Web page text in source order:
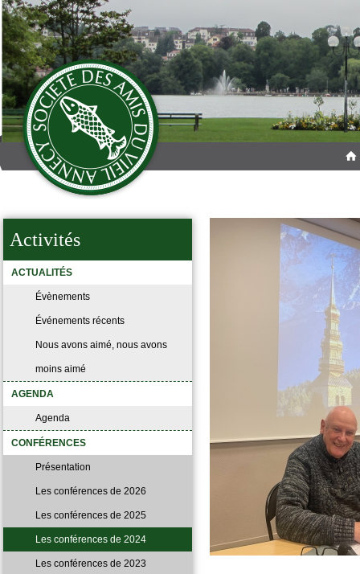
Activités
ACTUALITÉS
Évènements
Événements récents
Nous avons aimé, nous avons
moins aimé
AGENDA
Agenda
CONFÉRENCES
Présentation
Les conférences de 2026
Les conférences de 2025
Les conférences de 2024
Les conférences de 2023